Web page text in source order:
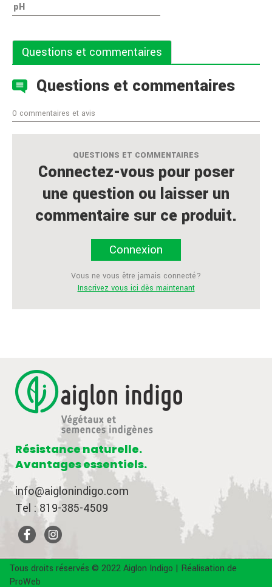
pH
Questions et commentaires
Questions et commentaires
0 commentaires et avis
QUESTIONS ET COMMENTAIRES
Connectez-vous pour poser
une question ou laisser un
commentaire sur ce produit.
Connexion
Vous ne vous être jamais connecté?
Inscrivez vous ici dès maintenant
Résistance naturelle.
Avantages essentiels.
info@aiglonindigo.com
Tel : 819-385-4509
Tous droits réservés © 2022 Aiglon Indigo | Réalisation de
ProWeb